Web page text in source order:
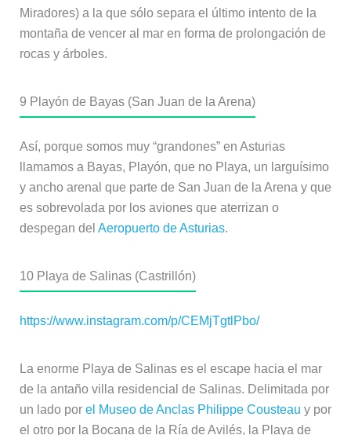
Miradores) a la que sólo separa el último intento de la
montaña de vencer al mar en forma de prolongación de
rocas y árboles.
9 Playón de Bayas (San Juan de la Arena)
Así, porque somos muy “grandones” en Asturias
llamamos a Bayas, Playón, que no Playa, un larguísimo
y ancho arenal que parte de San Juan de la Arena y que
es sobrevolada por los aviones que aterrizan o
despegan del Aeropuerto de Asturias.
10Playa de Salinas (Castrillón)
https://www.instagram.com/p/CEMjTgtlPbo/
La enorme Playa de Salinas es el escape hacia el mar
de la antaño villa residencial de Salinas. Delimitada por
un lado por el Museo de Anclas Philippe Cousteau y por
el otro por la Bocana de la Ría de Avilés, la Playa de